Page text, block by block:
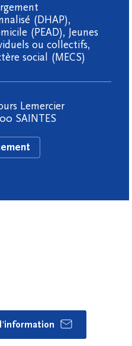
(DHAP),
(PEAD), Jeunes
ou collectifs,
social (MECS)
Lemercier
SAINTES